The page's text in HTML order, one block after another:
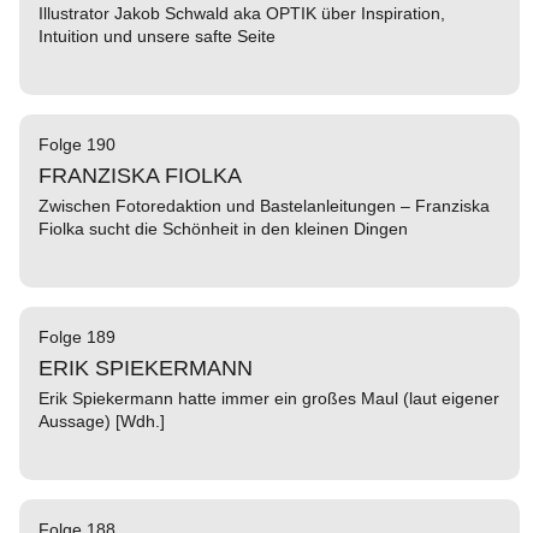
Illustrator Jakob Schwald aka OPTIK über Inspiration,
Intuition und unsere safte Seite
Folge 190
FRANZISKA FIOLKA
Zwischen Fotoredaktion und Bastelanleitungen – Franziska
Fiolka sucht die Schönheit in den kleinen Dingen
Folge 189
ERIK SPIEKERMANN
Erik Spiekermann hatte immer ein großes Maul (laut eigener
Aussage) [Wdh.]